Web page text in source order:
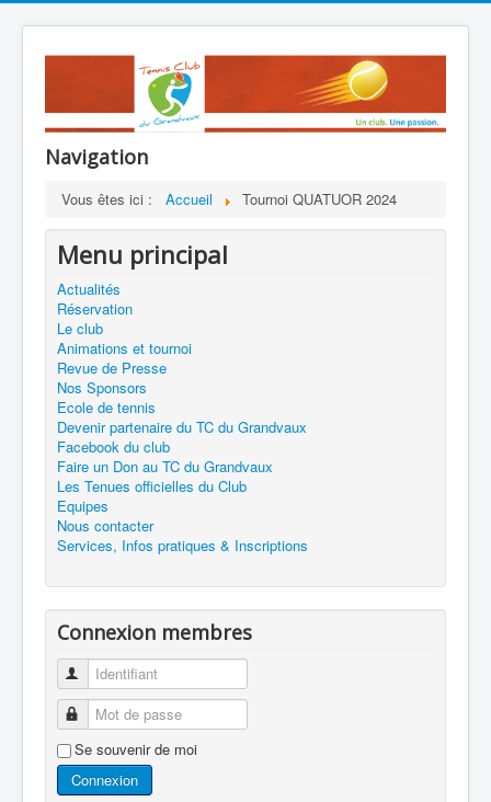
Navigation
Vous êtes ici : Accueil Tournoi QUATUOR 2024
Menu principal
Actualités
Réservation
Le club
Animations et tournoi
Revue de Presse
Nos Sponsors
Ecole de tennis
Devenir partenaire du TC du Grandvaux
Facebook du club
Faire un Don au TC du Grandvaux
Les Tenues officielles du Club
Equipes
Nous contacter
Services, Infos pratiques & Inscriptions
Connexion membres
Identifiant
Mot de passe
Se souvenir de moi
Connexion